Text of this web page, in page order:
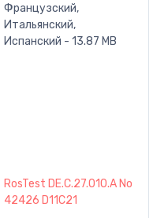
Французский,
Итальянский,
Испанский - 13.87 MB
RosTest DE.C.27.010.A No
42426 D11C21